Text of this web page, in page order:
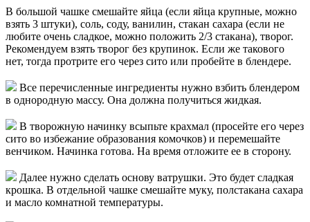
В большой чашке смешайте яйца (если яйца крупные, можно
взять 3 штуки), соль, соду, ванилин, стакан сахара (если не
любите очень сладкое, можно положить 2/3 стакана), творог.
Рекомендуем взять творог без крупинок. Если же такового
нет, тогда протрите его через сито или пробейте в блендере.
Все перечисленные ингредиенты нужно взбить блендером
в однородную массу. Она должна получиться жидкая.
В творожную начинку всыпьте крахмал (просейте его через
сито во избежание образования комочков) и перемешайте
венчиком. Начинка готова. На время отложите ее в сторону.
Далее нужно сделать основу ватрушки. Это будет сладкая
крошка. В отдельной чашке смешайте муку, полстакана сахара
и масло комнатной температуры.